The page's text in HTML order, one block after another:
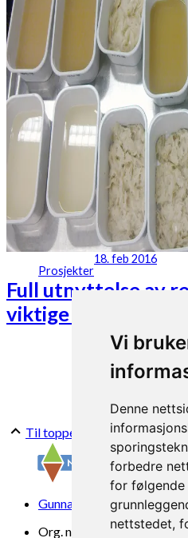
Vi
Denne
forbedre
for følgende
nettstedet,
Prosjekter
18. feb 2016
Full utnyttelse av
viktige
Til toppen
Gunnars veg 6, 6630
Org. nr. 969 840 383